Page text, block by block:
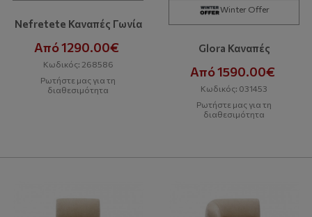
Nefretete Καναπές Γωνία
Από 1290.00€
Κωδικός: 268586
Ρωτήστε μας για τη
διαθεσιμότητα
Winter Offer
Glora Καναπές
Από 1590.00€
Κωδικός: 031453
Ρωτήστε μας για τη
διαθεσιμότητα